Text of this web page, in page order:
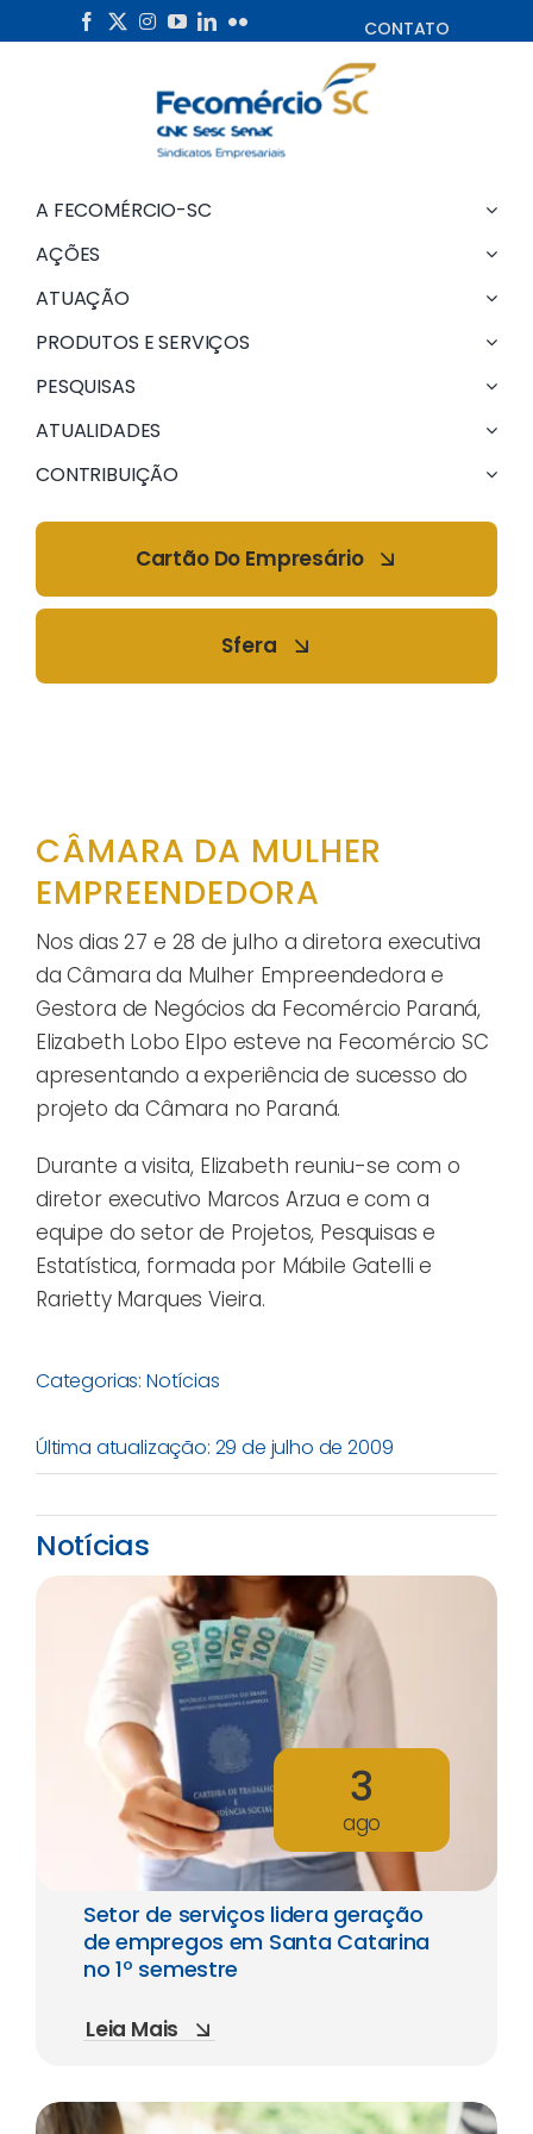
to
CONTATO
A FECOMÉRCIO-SC
AÇÕES
ATUAÇÃO
PRODUTOS E SERVIÇOS
PESQUISAS
ATUALIDADES
CONTRIBUIÇÃO
Cartão Do Empresário
Sfera
CÂMARA DA MULHER
EMPREENDEDORA
Nos dias 27 e 28 de julho a diretora executiva
da Câmara da Mulher Empreendedora e
Gestora de Negócios da Fecomércio Paraná,
Elizabeth Lobo Elpo esteve na Fecomércio SC
apresentando a experiência de sucesso do
projeto da Câmara no Paraná.
Durante a visita, Elizabeth reuniu-se com o
diretor executivo Marcos Arzua e com a
equipe do setor de Projetos, Pesquisas e
Estatística, formada por Mábile Gatelli e
Rarietty Marques Vieira.
Categorias: Notícias
Última atualização: 29 de julho de 2009
Notícias
3
ago
Setor de serviços lidera geração
de empregos em Santa Catarina
no 1º semestre
Leia Mais